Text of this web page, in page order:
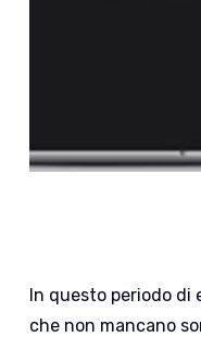
In questo periodo di
che non mancano